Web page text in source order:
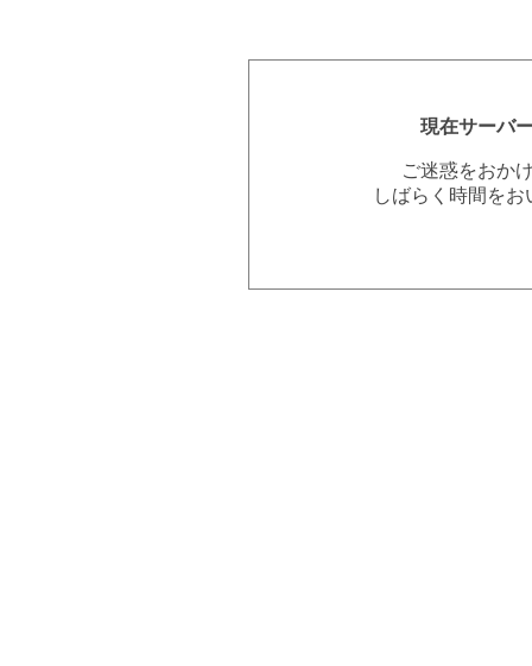
現在サーバ
ご迷惑をおか
しばらく時間を